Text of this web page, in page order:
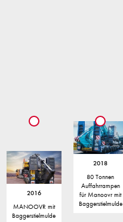
2016
MANOOVR mit
Baggerstielmulde
2018
80 Tonnen
Auffahrrampen
für Manoovr mit
Baggerstielmulde